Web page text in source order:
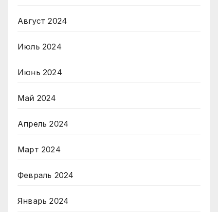
Август 2024
Июль 2024
Июнь 2024
Май 2024
Апрель 2024
Март 2024
Февраль 2024
Январь 2024